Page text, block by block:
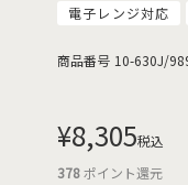
電子レンジ対応
商品番号 10-630J/
¥8,305税込
378ポイント還元